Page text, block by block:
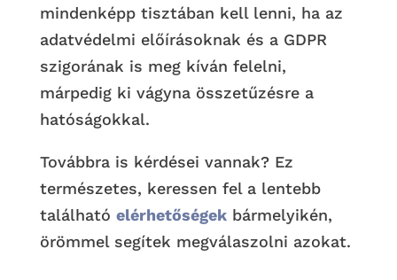
mindenképp tisztában kell lenni, ha az
adatvédelmi előírásoknak és a GDPR
szigorának is meg kíván felelni,
márpedig ki vágyna összetűzésre a
hatóságokkal.
Továbbra is kérdései vannak? Ez
természetes, keressen fel a lentebb
található elérhetőségekbármelyikén,
örömmel segítek megválaszolni azokat.